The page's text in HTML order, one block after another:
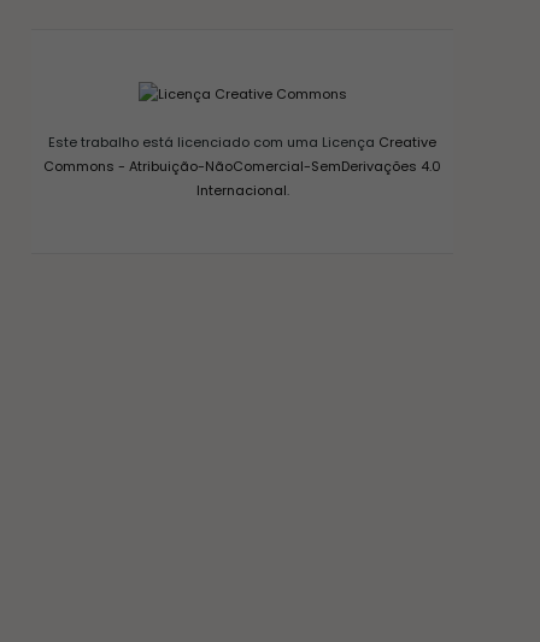
Este trabalho está licenciado com uma Licença Creative
Commons - Atribuição-NãoComercial-SemDerivações 4.0
Internacional.